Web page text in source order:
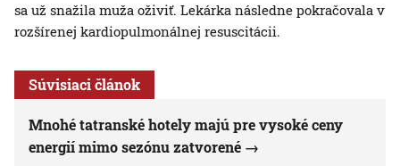
sa už snažila muža oživiť. Lekárka následne pokračovala v
rozšírenej kardiopulmonálnej resuscitácii.
Súvisiaci článok
Mnohé tatranské hotely majú pre vysoké ceny
energií mimo sezónu zatvorené